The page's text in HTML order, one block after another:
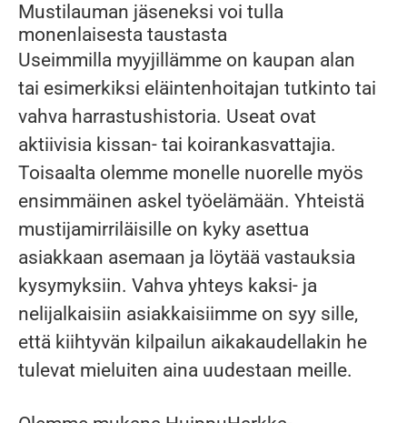
Mustilauman jäseneksi voi tulla
monenlaisesta taustasta
Useimmilla myyjillämme on kaupan alan
tai esimerkiksi eläintenhoitajan tutkinto tai
vahva harrastushistoria. Useat ovat
aktiivisia kissan- tai koirankasvattajia.
Toisaalta olemme monelle nuorelle myös
ensimmäinen askel työelämään. Yhteistä
mustijamirriläisille on kyky asettua
asiakkaan asemaan ja löytää vastauksia
kysymyksiin. Vahva yhteys kaksi- ja
nelijalkaisiin asiakkaisiimme on syy sille,
että kiihtyvän kilpailun aikakaudellakin he
tulevat mieluiten aina uudestaan meille.